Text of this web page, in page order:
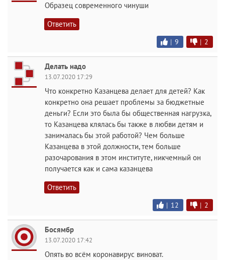
Образец современного чинуши
Ответить
| 9 | 2
Делать надо
13.07.2020 17:29
Что конкретно Казанцева делает для детей? Как
конкретно она решает проблемы за бюджетные
деньги? Если это была бы общественная нагрузка,
то Казанцева клялась бы также в любви детям и
занималась бы этой работой? Чем больше
Казанцева в этой должности, тем больше
разочарования в этом институте, никчемный он
получается как и сама казанцева
Ответить
| 12 | 2
Босямбр
13.07.2020 17:42
Опять во всём коронавирус виноват.